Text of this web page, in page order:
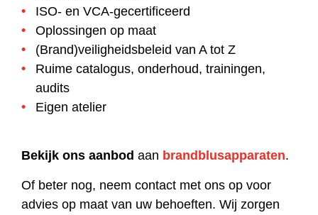
ISO- en VCA-gecertificeerd
Oplossingen op maat
(Brand)veiligheidsbeleid van A tot Z
Ruime catalogus, onderhoud, trainingen,
audits
Eigen atelier
Bekijk ons aanbod aan brandblusapparaten.
Of beter nog, neem contact met ons op voor
advies op maat van uw behoeften. Wij zorgen